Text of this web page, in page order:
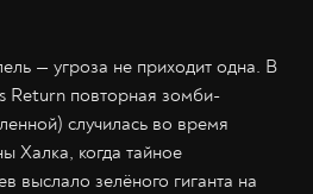
— угроза не приходит одна. В
Return повторная зомби-
случилась во время
Халка, когда тайное
выслало зелёного гиганта на